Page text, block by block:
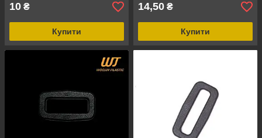
10 ₴
Купити
14,50 ₴
Купити